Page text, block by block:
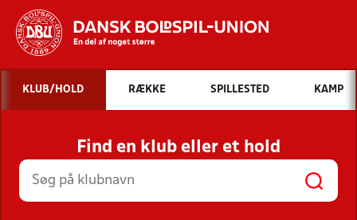
Hvad vil du søge efter?
INDHOLD OG NYHEDER
STILLINGER, RESULTATER, KLUBBER OG
HOLD
KLUB/HOLD RÆKKE SPILLESTED KAMP
Find en klub eller et hold